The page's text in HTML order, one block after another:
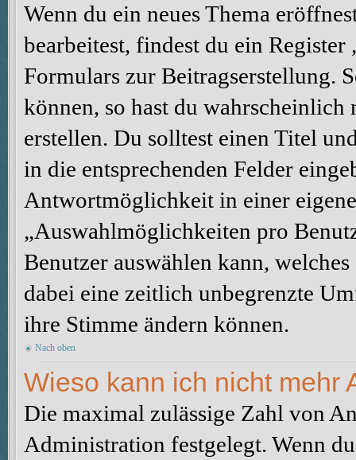
Wenn du ein neues Thema
bearbeitest, findest du ein
Formulars zur Beitragserstellung.
können, so hast du
erstellen. Du solltest einen Titel
in die entsprechenden Felder
Antwortmöglichkeit in einer
„Auswahlmöglichkeiten pro
Benutzer auswählen kann,
dabei eine zeitlich unbegrenzte
ihre Stimme ändern können.
Nach oben
Wieso kann ich nicht mehr
Die maximal zulässige Zahl von
Administration festgelegt. Wenn